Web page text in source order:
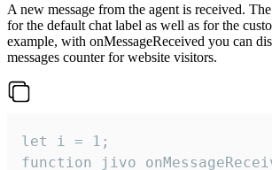
A new message from the agent is received.
for the default chat label as well as for the
example, with onMessageReceived you can
messages counter for website visitors.
let i = 1;
function